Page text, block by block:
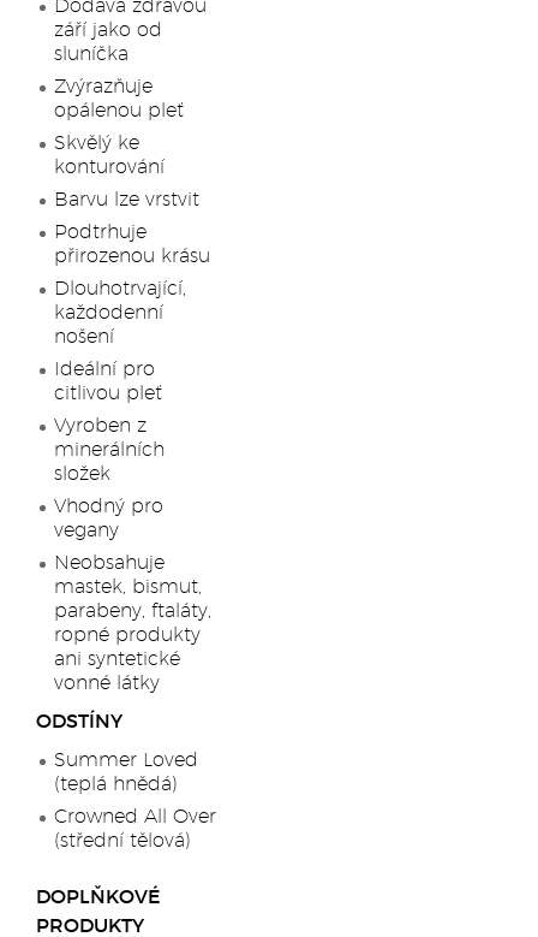
Dodává zdravou
září jako od
sluníčka
Zvýrazňuje
opálenou pleť
Skvělý ke
konturování
Barvu lze vrstvit
Podtrhuje
přirozenou krásu
Dlouhotrvající,
každodenní
nošení
Ideální pro
citlivou pleť
Vyroben z
minerálních
složek
Vhodný pro
vegany
Neobsahuje
mastek, bismut,
parabeny, ftaláty,
ropné produkty
ani syntetické
vonné látky
ODSTÍNY
Summer Loved
(teplá hnědá)
Crowned All Over
(střední tělová)
DOPLŇKOVÉ
PRODUKTY